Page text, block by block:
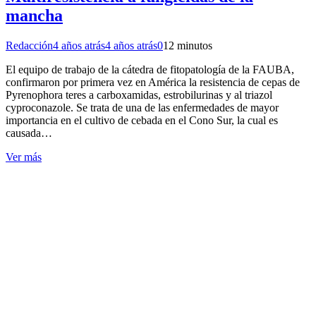
mancha
Redacción4 años atrás4 años atrás012 minutos
El equipo de trabajo de la cátedra de fitopatología de la FAUBA,
confirmaron por primera vez en América la resistencia de cepas de
Pyrenophora teres a carboxamidas, estrobilurinas y al triazol
cyproconazole. Se trata de una de las enfermedades de mayor
importancia en el cultivo de cebada en el Cono Sur, la cual es
causada…
Ver más